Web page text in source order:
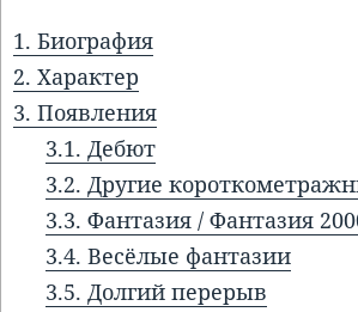
1. Биография
2. Характер
3. Появления
3.1. Дебют
3.2. Другие
3.3. Фантазия / Фантазия
3.4. Весёлые фантазии
3.5. Долгий перерыв